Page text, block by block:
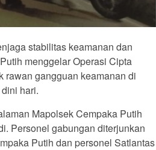
stabilitas keamanan dan
menggelar Operasi Cipta
rawan gangguan keamanan di
hari.
Mapolsek Cempaka Putih
Personel gabungan diterjunkan
Putih dan personel Satlantas